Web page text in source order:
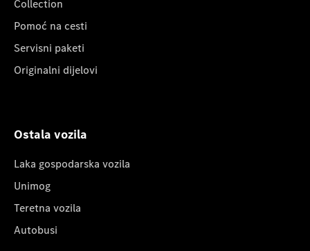
Collection
Pomoć na cesti
Servisni paketi
Originalni dijelovi
Ostala vozila
Laka gospodarska vozila
Unimog
Teretna vozila
Autobusi